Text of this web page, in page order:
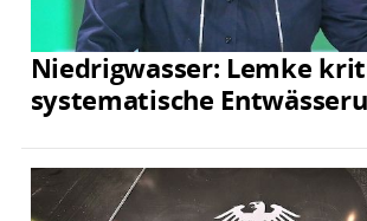
Niedrigwasser: Lemke
systematische